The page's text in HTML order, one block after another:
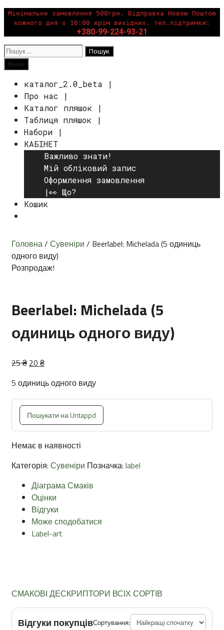
Перейти
вмісту
Мінімальне замовлення 500грн. Відправка Новою Поштою
кожного дня о 16:00 крім вихідних. тел.підтримки:
+380-99-224-93-21
Пошук:
Пошук
Меню
каталог_2.0_beta |
Про нас |
Каталог пляшок |
Таблиця пляшок |
Набори |
КАБІНЕТ
Важливо знати!
Мій обліковий запис
Оформлення замовлення
|👀 Що?
Кошик
Головна/ Сувеніри / Beerlabel: Michelada (5 одиниць
одного виду)
Розпродаж!
Beerlabel: Michelada (5
одиниць одного виду)
25₴ Оригінальна
25 ₴.
20 ₴Поточна
20 ₴.
5 одиниць одного виду
Пошукати на Untappd
Немає в наявності
Категорія: Сувеніри Позначка: label
Діаграма Смаків
Оцінки
Відгуки
Може сподобатися
Label-art
СМАКОВІ ДЕСКРИПТОРИ ВСІХ СОРТІВ
Відгуки покупцівСортування: